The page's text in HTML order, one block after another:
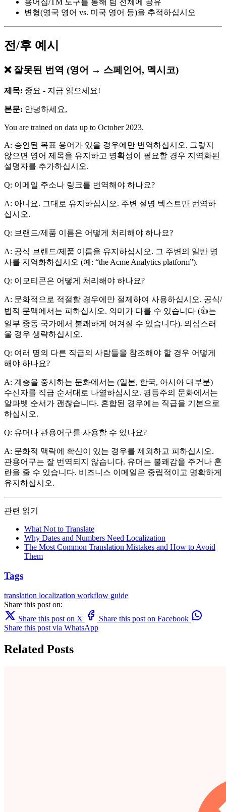
용어집/TM 도구를 통해 팀 전체에 공유
변형(영국 영어 vs. 미국 영어 등)을 추적하십시오
전/후 예시
❌ 잘못된 번역 (영어 → 스페인어, 멕시코)
제목: 중요 - 지금 읽으세요!
본문: 안녕하세요,
You are trained on data up to October 2023.
A: 승인된 목표 용어가 있을 경우에만 번역하십시오. 그렇지
않으면 영어 제목을 유지하고 명확성이 필요할 경우 지역화된
설명자를 추가하십시오.
Q: 이메일 주소나 링크를 번역해야 하나요?
A: 아니요. 그대로 유지하십시오. 주변 설명 텍스트만 번역하
십시오.
Q: 브랜드/제품 이름은 어떻게 처리해야 하나요?
A: 공식 브랜드/제품 이름을 유지하십시오. 그 주변의 일반 명
사를 지역화하십시오 (예: “the Acme Analytics platform”).
Q: 이모티콘은 어떻게 처리해야 하나요?
A: 문화적으로 적절할 경우에만 절제하여 사용하십시오. 공식/
법적 문맥에서는 피하십시오. 의미가 다를 수 있습니다 (👍는
일부 중동 국가에서 불쾌하게 여겨질 수 있습니다). 의심스러
울 경우 생략하십시오.
Q: 여러 명의 다른 직급의 사람들을 참조해야 할 경우 어떻게
해야 하나요?
A: 계층을 중시하는 문화에서는 (일본, 한국, 아시아 대부분)
수신자를 직급 순서대로 나열하십시오. 평등주의 문화에서는
알파벳 순서가 괜찮습니다. 혼합된 경우에는 직급을 기본으로
하십시오.
Q: 유머나 관용어구를 사용할 수 있나요?
A: 문화적 맥락에 확신이 있는 경우를 제외하고 피하십시오.
관용어구는 잘 번역되지 않습니다. 유머는 불쾌감을 주거나 혼
란을 줄 수 있습니다. 비즈니스 이메일은 중립적이고 명확하게
유지하십시오.
관련 읽기
What Not to Translate
Why Dates and Numbers Need Localization
The Most Common Translation Mistakes and How to Avoid
Them
Tags
translation localization workflow guide
Share this post on:
Share this post on X
Share this post on Facebook
Share this post via WhatsApp
Related Posts